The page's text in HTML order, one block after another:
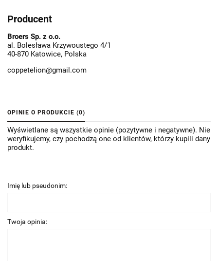
Producent
Broers Sp. z o.o.
al. Bolesława Krzywoustego 4/1
40-870 Katowice, Polska
coppetelion@gmail.com
OPINIE O PRODUKCIE (0)
Wyświetlane są wszystkie opinie (pozytywne i negatywne). Nie
weryfikujemy, czy pochodzą one od klientów, którzy kupili dany
produkt.
Imię lub pseudonim:
Twoja opinia: